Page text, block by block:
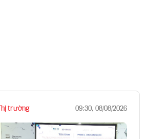
Thị trường 09:30, 08/08/2026